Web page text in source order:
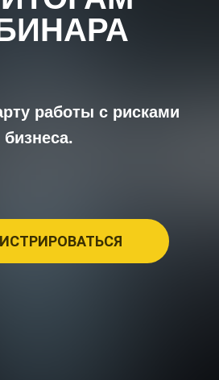
работы с рисками
бизнеса.